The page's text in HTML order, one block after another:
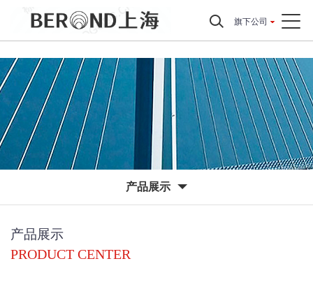
旗下公司
产品展示
产品展示
PRODUCT CENTER